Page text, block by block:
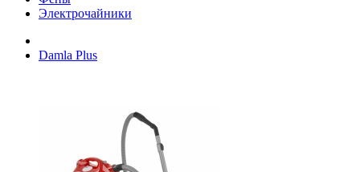
Электрочайники
Damla Plus